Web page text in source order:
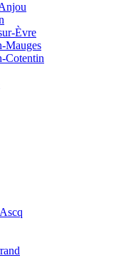
Èvre
Mauges
Cotentin